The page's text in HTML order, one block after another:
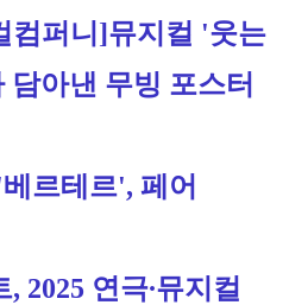
컴퍼니]뮤지컬 '웃는
아낸 무빙 포스터
르테르', 페어
, 2025 연극∙뮤지컬